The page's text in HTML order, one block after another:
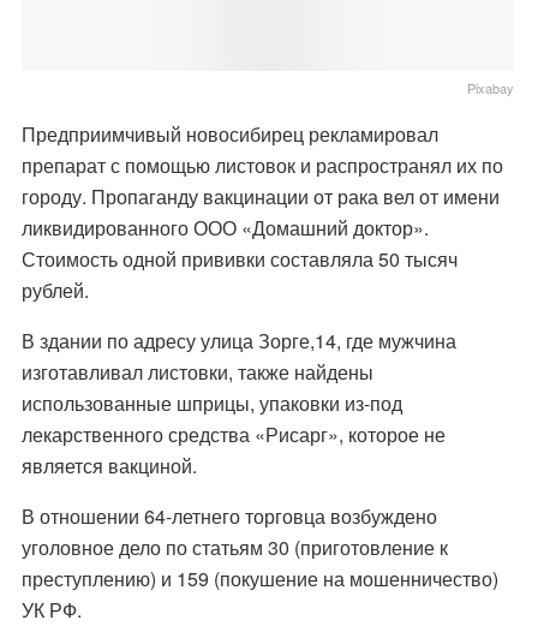
Pixabay
Предприимчивый новосибирец рекламировал
препарат с помощью листовок и распространял их по
городу. Пропаганду вакцинации от рака вел от имени
ликвидированного ООО «Домашний доктор».
Стоимость одной прививки составляла 50 тысяч
рублей.
В здании по адресу улица Зорге,14, где мужчина
изготавливал листовки, также найдены
использованные шприцы, упаковки из-под
лекарственного средства «Рисарг», которое не
является вакциной.
В отношении 64-летнего торговца возбуждено
уголовное дело по статьям 30 (приготовление к
преступлению) и 159 (покушение на мошенничество)
УК РФ.